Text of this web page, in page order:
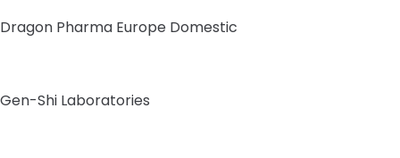
Dragon Pharma Europe Domestic
Gen-Shi Laboratories